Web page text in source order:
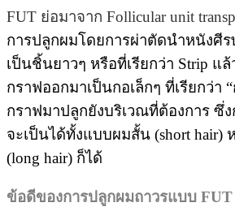
FUT ย่อมาจาก Follicular unit
การปลูกผมโดยการผ่าตัดนำหนังศี
เป็นชิ้นยาวๆ หรือที่เรียกว่า Strip แ
กราฟออกมาเป็นกอเล็กๆ ที่เรียกว่า
กราฟมาปลูกยังบริเวณที่ต้องการ ซึ่
จะเป็นได้ทั้งแบบผมสั้น (short hair)
(long hair) ก็ได้
ข้อดีของการปลูกผมถาวรแบบ FUT